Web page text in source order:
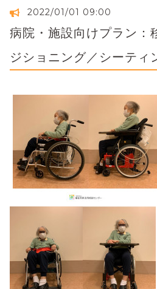
2022/01/01 09:00
病院・施設向けプラン：
ジショニング／シーティ